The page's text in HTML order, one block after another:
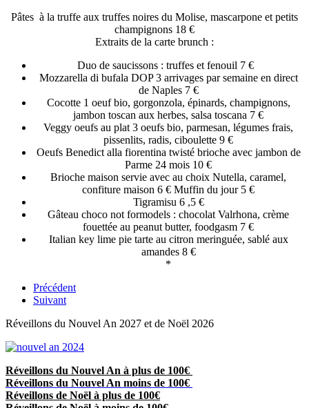
Pâtes à la truffe aux truffes noires du Molise, mascarpone et petits
champignons 18 €
Extraits de la carte brunch :
Duo de saucissons : truffes et fenouil 7 €
Mozzarella di bufala DOP 3 arrivages par semaine en direct
de Naples 7 €
Cocotte 1 oeuf bio, gorgonzola, épinards, champignons,
jambon toscan aux herbes, salsa toscana 7 €
Veggy oeufs au plat 3 oeufs bio, parmesan, légumes frais,
pissenlits, radis, ciboulette 9 €
Oeufs Benedict alla fiorentina twisté brioche avec jambon de
Parme 24 mois 10 €
Brioche maison servie avec au choix Nutella, caramel,
confiture maison 6 € Muffin du jour 5 €
Tigramisu 6 ,5 €
Gâteau choco not formodels : chocolat Valrhona, crème
fouettée au peanut butter, foodgasm 7 €
Italian key lime pie tarte au citron meringuée, sablé aux
amandes 8 €
*
Précédent
Suivant
Réveillons du Nouvel An 2027 et de Noël 2026
Réveillons du Nouvel An à plus de 100€
Réveillons du Nouvel An moins de 100€
Réveillons de Noël à plus de 100€